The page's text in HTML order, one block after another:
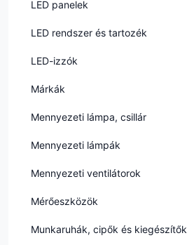
LED panelek
LED rendszer és tartozék
LED-izzók
Márkák
Mennyezeti lámpa, csillár
Mennyezeti lámpák
Mennyezeti ventilátorok
Mérőeszközök
Munkaruhák, cipők és kiegészítők